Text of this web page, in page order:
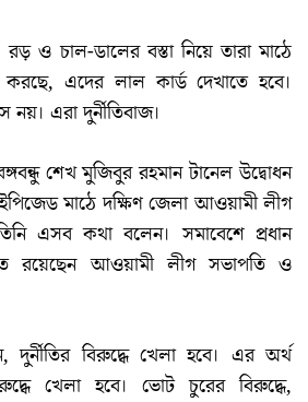
রড় ও চাল-ডালের বস্তা নিয়ে তারা মাঠে
এদের লাল কার্ড দেখাতে হবে।
এরা দুর্নীতিবাজ।
শেখ মুজিবুর রহমান টানেল উদ্বোধন
মাঠে দক্ষিণ জেলা আওয়ামী লীগ
এসব কথা বলেন। সমাবেশে প্রধান
রয়েছেন আওয়ামী লীগ সভাপতি ও
বিরুদ্ধে খেলা হবে। এর অর্থ
খেলা হবে। ভোট চুরের বিরুদ্ধে,